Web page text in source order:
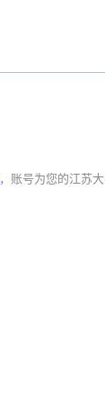
，账号为您的江苏